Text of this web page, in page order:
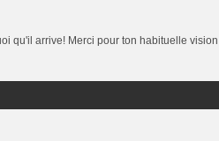
qu'il arrive! Merci pour ton habituelle